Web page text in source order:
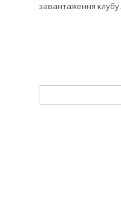
завантаження клубу.
Пошук: